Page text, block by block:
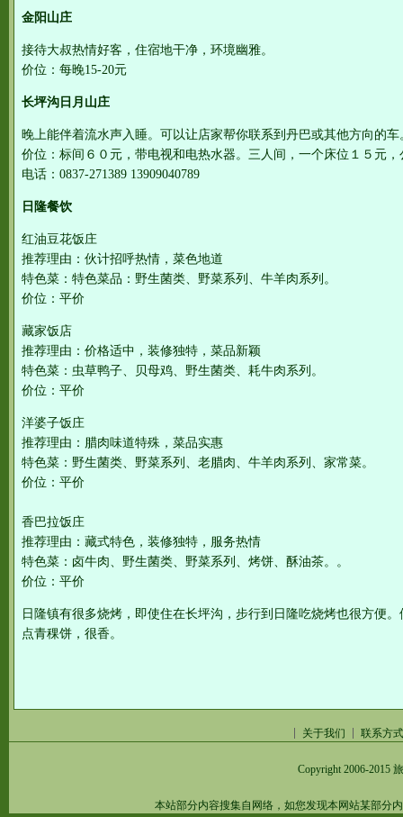
金阳山庄
接待大叔热情好客，住宿地干净，环境幽雅。
价位：每晚15-20元
长坪沟日月山庄
晚上能伴着流水声入睡。可以让店家帮你联系到丹巴或其他方向
价位：标间６０元，带电视和电热水器。三人间，一个床位１５元
电话：0837-271389 13909040789
日隆餐饮
红油豆花饭庄
推荐理由：伙计招呼热情，菜色地道
特色菜：特色菜品：野生菌类、野菜系列、牛羊肉系列。
价位：平价
藏家饭店
推荐理由：价格适中，装修独特，菜品新颖
特色菜：虫草鸭子、贝母鸡、野生菌类、耗牛肉系列。
价位：平价
洋婆子饭庄
推荐理由：腊肉味道特殊，菜品实惠
特色菜：野生菌类、野菜系列、老腊肉、牛羊肉系列、家常菜。
价位：平价
香巴拉饭庄
推荐理由：藏式特色，装修独特，服务热情
特色菜：卤牛肉、野生菌类、野菜系列、烤饼、酥油茶。。
价位：平价
日隆镇有很多烧烤，即使住在长坪沟，步行到日隆吃烧烤也很方便
点青稞饼，很香。
关于我们 联系方式
Copyright 2006-2015
本站部分内容搜集自网络，如您发现本网站某部分